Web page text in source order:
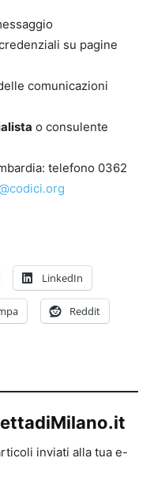
su pagine
comunicazioni
o consulente
telefono 0362
LinkedIn
Reddit
inviati alla tua e-